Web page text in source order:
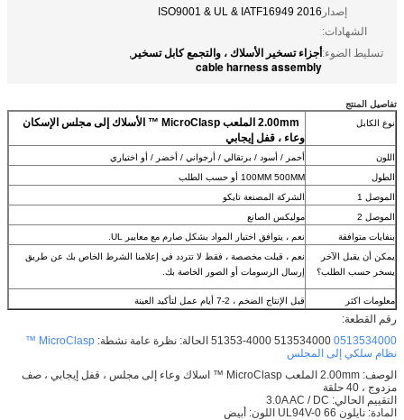
إصدار
الشهادات:
ISO9001 & UL & IATF16949 2016
تسليط الضوء:أجزاء تسخير الأسلاك ، والتجمع كابل تسخير ,
cable harness assembly
تفاصيل المنتج
نوع الكابل
2.00mm الملعب MicroClasp ™ الأسلاك إلى مجلس الإسكان
وعاء ، قفل إيجابي
اللون
أحمر / أسود / برتقالي / أرجواني / أخضر / أو اختياري
الطول
100MM 500MM أو حسب الطلب
الموصل 1
الشركة المصنعة تايكو
الموصل 2
موليكس الصانع
بنفايات متوافقة
نعم ، يتوافق اختيار المواد بشكل صارم مع معايير UL.
يمكن أن يقبل الآخر
يسخر حسب الطلب؟
نعم ، قبلت مخصصة ، فقط لا تتردد في إعلامنا الشرط الخاص بك عن طريق
إرسال الرسومات أو الصور الخاصة بك.
معلومات اكثر قبل الإنتاج الضخم ، 2-7 أيام عمل لتأكيد العينة
رقم القطعة:
0513534000
MicroClasp ™
نظام سلكي إلى المجلس
الوصف: 2.00mm الملعب MicroClasp ™ اسلاك وعاء إلى مجلس ، قفل إيجابي ، صف
مزدوج ، 40 حلقة
التقييم الحالي: 3.0A AC / DC
المادة: نايلون 66 UL94V-0 اللون: أبيض